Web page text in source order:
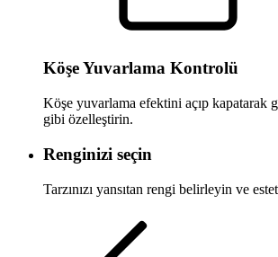
Köşe Yuvarlama Kontrolü
Köşe yuvarlama efektini açıp kapatarak
gibi özelleştirin.
Renginizi seçin
Tarzınızı yansıtan rengi belirleyin ve